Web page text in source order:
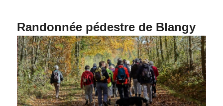
Randonnée pédestre de Blangy